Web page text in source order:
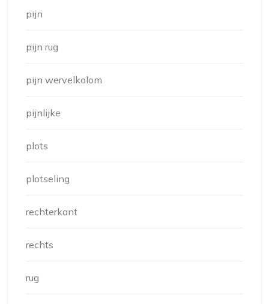
pijn
pijn rug
pijn wervelkolom
pijnlijke
plots
plotseling
rechterkant
rechts
rug